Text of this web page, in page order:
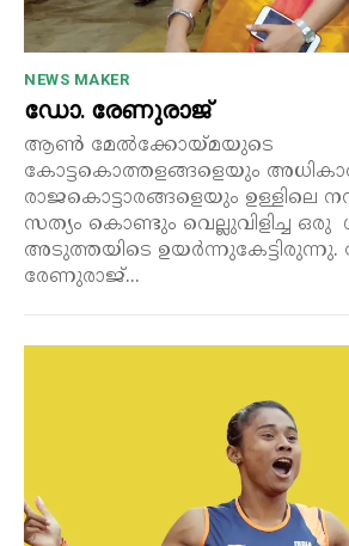
NEWS MAKER
ഡോ. രേണുരാജ്
ആൺ മേൽക്കോയ്മയുടെ
കോട്ടകൊത്തളങ്ങളെയും
രാജകൊട്ടാരങ്ങളെയും ഉള്ളിലെ
സത്യം കൊണ്ടും വെല്ലുവിളിച്ച ഒരു
അടുത്തയിടെ
രേണുരാജ്...